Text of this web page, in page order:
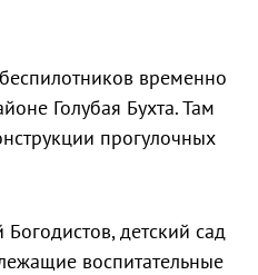
временно
Голубая Бухта. Там
прогулочных
детский сад
воспитательные